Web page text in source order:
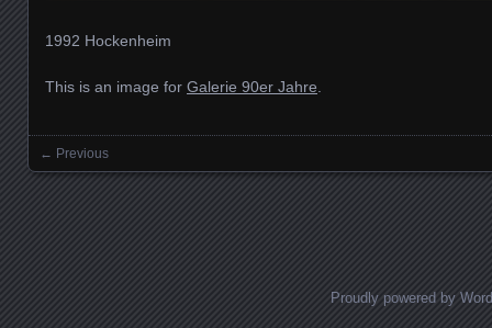
1992 Hockenheim
This is an image for Galerie 90er Jahre
Images navigation
← Previous
Proudly powered by